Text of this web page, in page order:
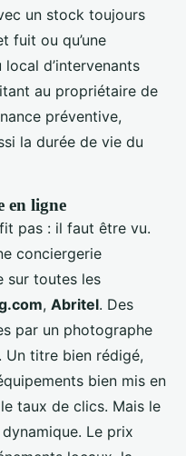
un stock toujours
fuit ou qu’une
d’intervenants
au propriétaire de
préventive,
la durée de vie du
en ligne
pas : il faut être vu.
conciergerie
sur toutes les
, Abritel. Des
par un photographe
titre bien rédigé,
bien mis en
taux de clics. Mais le
Le prix